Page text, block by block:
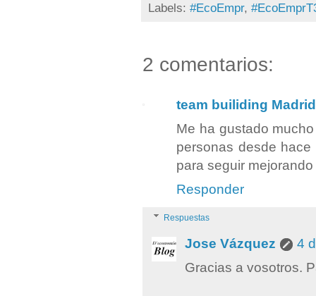
Labels: #EcoEmpr,
2 comentarios:
team builiding Madrid
Me ha gustado
personas desde
para seguir
Responder
Respuestas
Jose Vázquez
4
Gracias a vosotros.